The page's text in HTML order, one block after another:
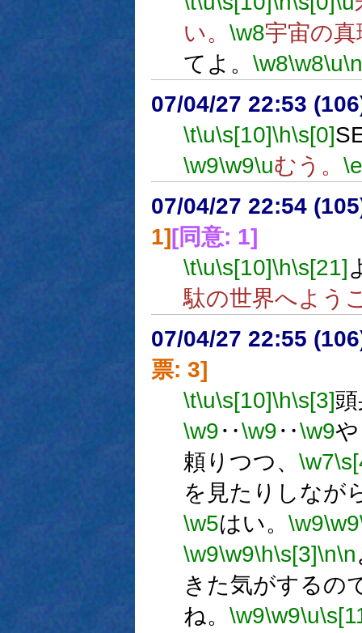
い。 \w8宇宙の真
てよ。 \w8\w8\u\n
07/04/27 22:53
\t\u\s[10]\h\s[0]
\w9\w9\uむう。 \e
07/04/27 22:54
1][同意: 1]
\t\u\s[10]\h\s[21]
駄の世界へよう
07/04/27 22:55
票: 3]
\t\u\s[10]\h\s[3]
\w9‥\w9‥\w9
頼りつつ、 \w7
を見たりしなが
\w5はい。 \w9\w9
\w9\w9\h\s[3]\n\n
きた気がするの
ね。 \w9\w9\u